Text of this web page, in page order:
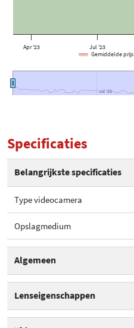
Apr '23 Jul '23
Jul '23
Jul '23
Gemiddelde prijs
Specificaties
Belangrijkste specificaties
Type videocamera
Opslagmedium
Algemeen
Opslagmedium
Lenseigenschappen